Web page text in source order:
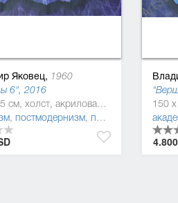
Яковец, 1960
6", 2016
150 x 195 см, холст, акриловая краска
, постмодернизм, поп-арт